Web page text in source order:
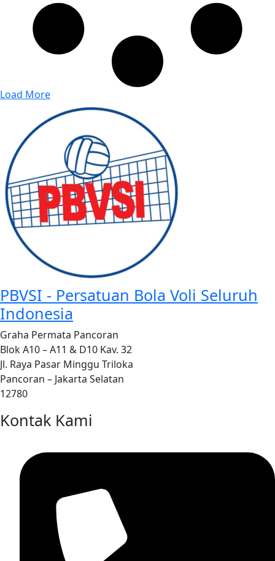
Load More
PBVSI - Persatuan Bola Voli Seluruh
Indonesia
Graha Permata Pancoran
Blok A10 – A11 & D10 Kav. 32
Jl. Raya Pasar Minggu Triloka
Pancoran – Jakarta Selatan
12780
Kontak Kami